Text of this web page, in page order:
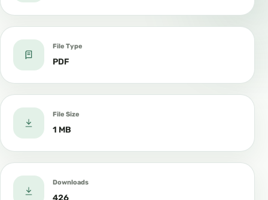
File Type
PDF
File Size
1 MB
Downloads